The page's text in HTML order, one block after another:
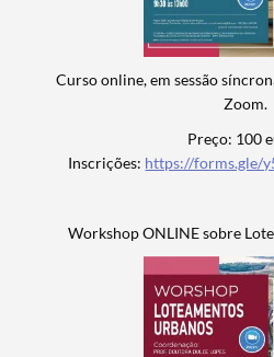
Termo de Pesquisa
Curso online, em sessão
Zoom.
Preço: 100
Inscrições: https://forms.gle/
Workshop ONLINE sobre